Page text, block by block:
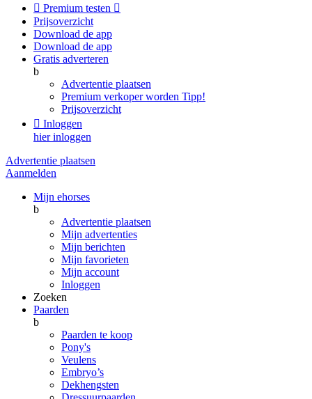
 Premium testen 
Prijsoverzicht
Download de app
Download de app
Gratis adverteren
b
Advertentie plaatsen
Premium verkoper worden Tipp!
Prijsoverzicht
 Inloggen
hier inloggen
Advertentie plaatsen
Aanmelden
Mijn ehorses
b
Advertentie plaatsen
Mijn advertenties
Mijn berichten
Mijn favorieten
Mijn account
Inloggen
Zoeken
Paarden
b
Paarden te koop
Pony's
Veulens
Embryo’s
Dekhengsten